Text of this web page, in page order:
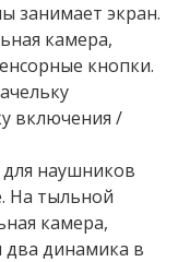
занимает экран.
камера,
кнопки.
включения /
наушников
На тыльной
камера,
динамика в